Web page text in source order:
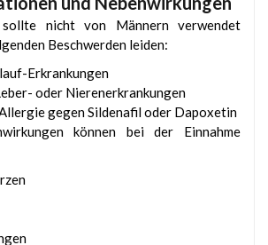
nicht von Männern verwendet
Beschwerden leiden:
Erkrankungen
oder Nierenerkrankungen
gegen Sildenafil oder Dapoxetin
können bei der Einnahme